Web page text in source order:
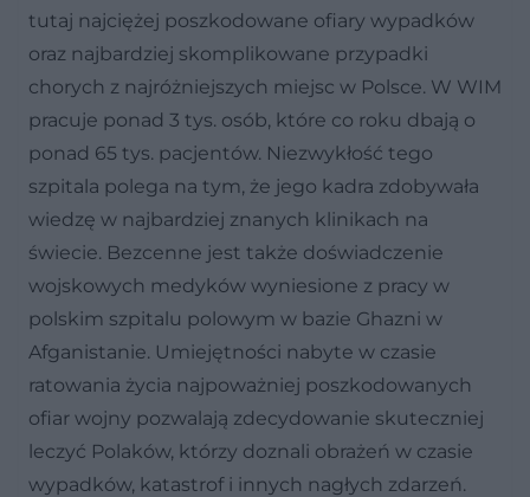
tutaj najciężej poszkodowane ofiary wypadków
oraz najbardziej skomplikowane przypadki
chorych z najróżniejszych miejsc w Polsce. W WIM
pracuje ponad 3 tys. osób, które co roku dbają o
ponad 65 tys. pacjentów. Niezwykłość tego
szpitala polega na tym, że jego kadra zdobywała
wiedzę w najbardziej znanych klinikach na
świecie. Bezcenne jest także doświadczenie
wojskowych medyków wyniesione z pracy w
polskim szpitalu polowym w bazie Ghazni w
Afganistanie. Umiejętności nabyte w czasie
ratowania życia najpoważniej poszkodowanych
ofiar wojny pozwalają zdecydowanie skuteczniej
leczyć Polaków, którzy doznali obrażeń w czasie
wypadków, katastrof i innych nagłych zdarzeń.